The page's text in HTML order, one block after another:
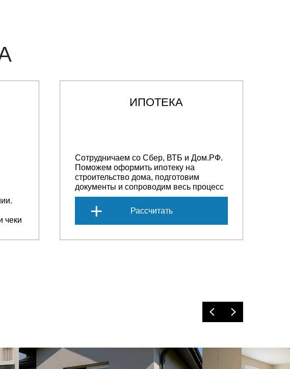
ИПОТЕКА
Сотрудничаем со Сбер, ВТБ и Дом.РФ.
Поможем оформить ипотеку на
строительство дома, подготовим
документы и сопроводим весь процесс
чеки
Рассчитать
+